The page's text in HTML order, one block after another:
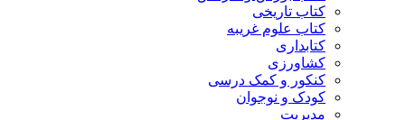
کتاب تاریخی
کتاب علوم غریبه
کتابداری
کشاورزی
کنکور و کمک‌ درسی
کودک و نوجوان
مدیریت